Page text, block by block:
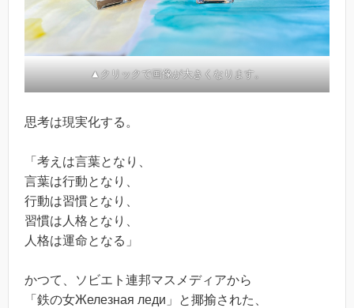
▲クリックで画像が大きくなります。
思考は現実化する。
「考えは言葉となり、
言葉は行動となり、
行動は習慣となり、
習慣は人格となり、
人格は運命となる」
かつて、ソビエト連邦マスメディアから
「鉄の女Железная леди」と揶揄された、